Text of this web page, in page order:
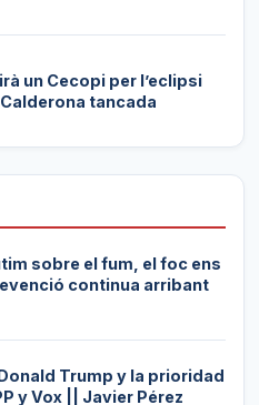
un Cecopi per l’eclipsi
tancada
sobre el fum, el foc ens
continua arribant
Trump y la prioridad
y Vox || Javier Pérez